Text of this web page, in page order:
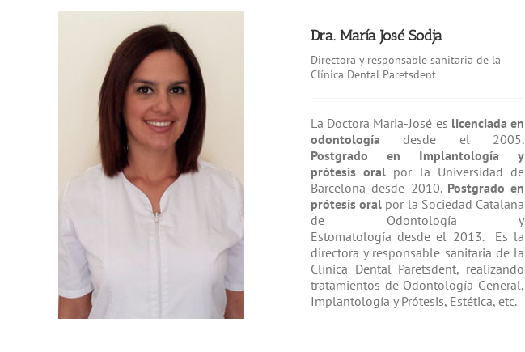
Dra. María José Sodja
Directora y responsable sanitaria de la
Clínica Dental Paretsdent
La Doctora Maria-José es licenciada en
odontologíadesde el 2005.
Postgrado en Implantología y
prótesis oral por la Universidad de
Barcelona desde 2010. Postgrado en
prótesis oral por la Sociedad Catalana
de Odontología y
Estomatología desde el 2013. Es la
directora y responsable sanitaria de la
Clínica Dental Paretsdent, realizando
tratamientos de Odontología General,
Implantología y Prótesis, Estética, etc.